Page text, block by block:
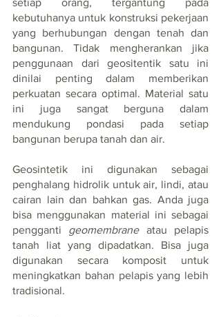
setiap orang, tergantung pada
kebutuhanya untuk konstruksi pekerjaan
yang berhubungan dengan tenah dan
bangunan. Tidak mengherankan jika
penggunaan dari geositentik satu ini
dinilai penting dalam memberikan
perkuatan secara optimal. Material satu
ini juga sangat berguna dalam
mendukung pondasi pada setiap
bangunan berupa tanah dan air.
Geosintetik ini digunakan sebagai
penghalang hidrolik untuk air, lindi, atau
cairan lain dan bahkan gas. Anda juga
bisa menggunakan material ini sebagai
pengganti geomembrane atau pelapis
tanah liat yang dipadatkan. Bisa juga
digunakan secara komposit untuk
meningkatkan bahan pelapis yang lebih
tradisional.